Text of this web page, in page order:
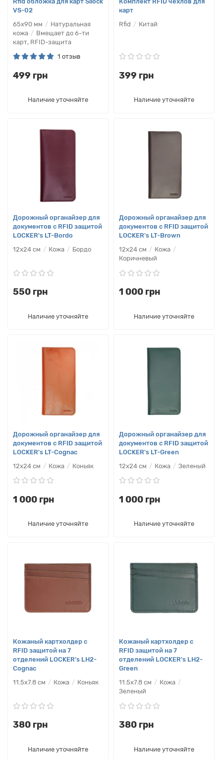
VS-02
65х90 мм
Натуральная
кожа
Вмещает до 6-ти
карт, RFID-защита
1 отзыв
499 грн
Наличие уточняйте
карт
Rfid
Китай
399 грн
Наличие уточняйте
Дорожный органайзер для
документов с RFID защитой
LOCKER's LT-Bordo
12x24 см
Кожа Бордо
550 грн
Наличие уточняйте
Дорожный органайзер для
документов с RFID защитой
LOCKER's LT-Brown
12x24 см
Кожа
Коричневый
1 000 грн
Наличие уточняйте
Дорожный органайзер для
документов с RFID защитой
LOCKER's LT-Cognac
12x24 см
Кожа Коньяк
1 000 грн
Наличие уточняйте
Дорожный органайзер для
документов с RFID защитой
LOCKER's LT-Green
12x24 см
Кожа Зеленый
1 000 грн
Наличие уточняйте
Кожаный картхолдер с
RFID защитой на 7
отделений LOCKER's LH2-
Cognac
11.5х7.8 см
Кожа Коньяк
380 грн
Наличие уточняйте
Кожаный картхолдер с
RFID защитой на 7
отделений LOCKER's LH2-
Green
11.5х7.8 см
Кожа
Зеленый
380 грн
Наличие уточняйте